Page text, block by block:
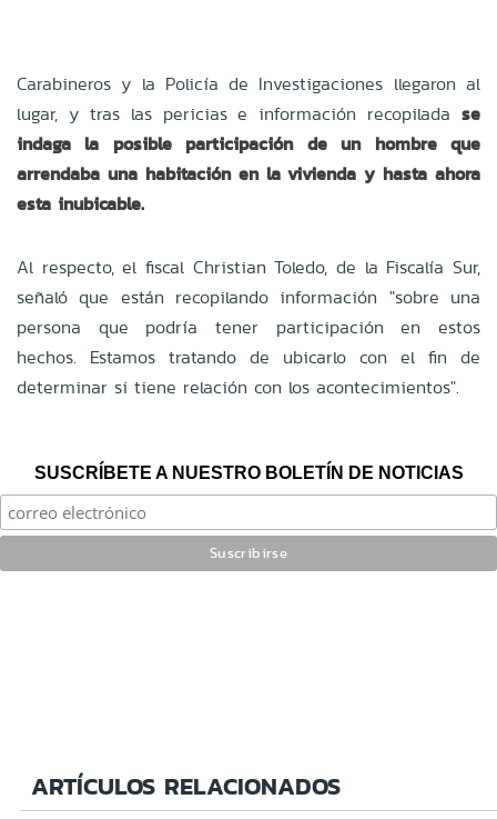
Carabineros y la Policía de Investigaciones llegaron al
lugar, y tras las pericias e información recopilada se
indaga la posible participación de un hombre que
arrendaba una habitación en la vivienda y hasta ahora
esta inubicable.
Al respecto, el fiscal Christian Toledo, de la Fiscalía Sur,
señaló que están recopilando información "sobre una
persona que podría tener participación en estos
hechos. Estamos tratando de ubicarlo con el fin de
determinar si tiene relación con los acontecimientos".
SUSCRÍBETE A NUESTRO BOLETÍN DE NOTICIAS
ARTÍCULOS RELACIONADOS